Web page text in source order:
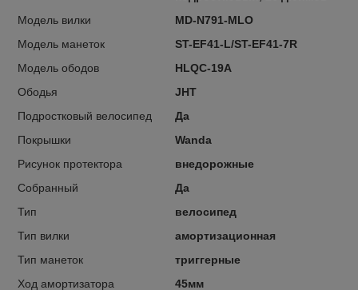
Модель вилки
MD-N791-MLO
Модель манеток
ST-EF41-L/ST-EF41-7R
Модель ободов
HLQC-19A
Ободья
JHT
Подростковый велосипед
Да
Покрышки
Wanda
Рисунок протектора
внедорожные
Собранный
Да
Тип
велосипед
Тип вилки
амортизационная
Тип манеток
триггерные
Ход амортизатора
45мм